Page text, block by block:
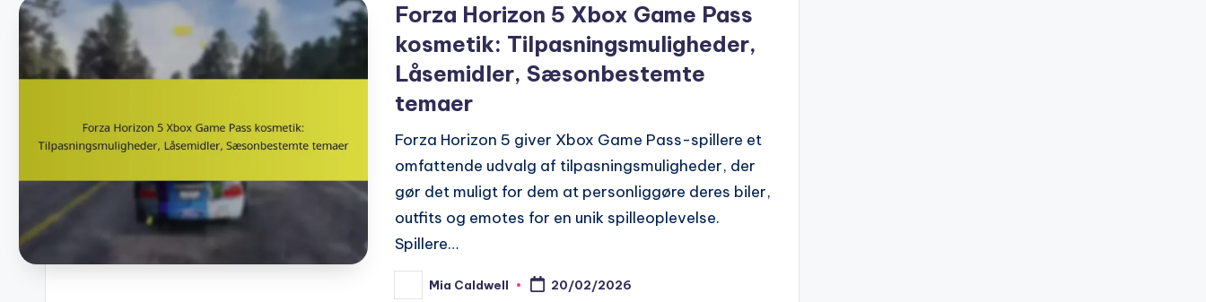
Forza Horizon 5 Xbox Game Pass
kosmetik: Tilpasningsmuligheder,
Låsemidler, Sæsonbestemte
temaer
Forza Horizon 5 giver Xbox Game Pass-spillere et
omfattende udvalg af tilpasningsmuligheder, der
gør det muligt for dem at personliggøre deres biler,
outfits og emotes for en unik spilleoplevelse.
Spillere…
PostedMia Caldwell 20/02/2026